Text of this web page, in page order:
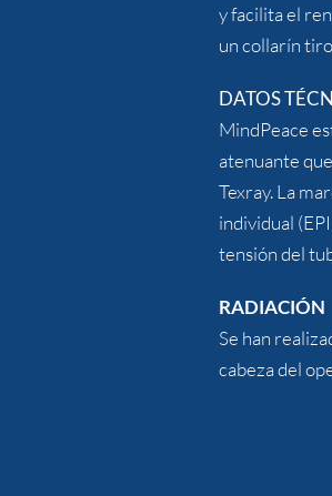
y facilita el
un collarín
DATOS
MindPeace
atenuante
Texray. La
individual
tensión del
RADIACIÓN
Se han
cabeza del